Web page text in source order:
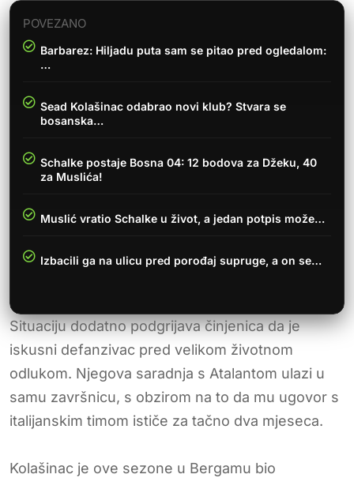
POVEZANO
Barbarez: Hiljadu puta sam se pitao pred ogledalom:
…
Sead Kolašinac odabrao novi klub? Stvara se
bosanska…
Schalke postaje Bosna 04: 12 bodova za Džeku, 40
za Muslića!
Muslić vratio Schalke u život, a jedan potpis može…
Izbacili ga na ulicu pred porođaj supruge, a on se…
Situaciju dodatno podgrijava činjenica da je
iskusni defanzivac pred velikom životnom
odlukom. Njegova saradnja s Atalantom ulazi u
samu završnicu, s obzirom na to da mu ugovor s
italijanskim timom ističe za tačno dva mjeseca.
Kolašinac je ove sezone u Bergamu bio